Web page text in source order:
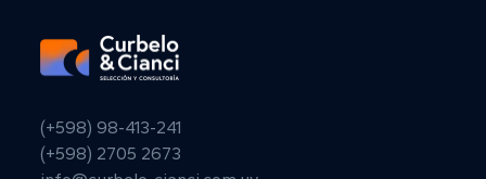
(+598) 98-413-241
(+598) 2705 2673